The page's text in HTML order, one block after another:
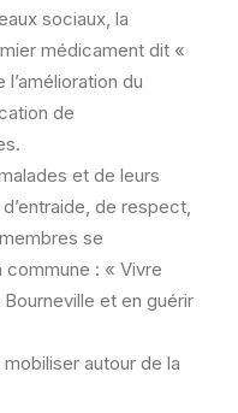
sociaux, la
médicament dit «
du
de
et de leurs
de respect,
se
commune : « Vivre
et en guérir
autour de la